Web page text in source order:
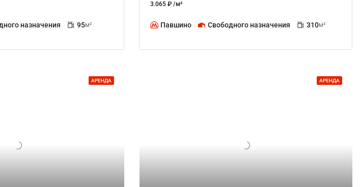
назначения 95м²
3.065 ₽ /м²
Павшино Свободного назначения 310м²
АРЕНДА АРЕНДА